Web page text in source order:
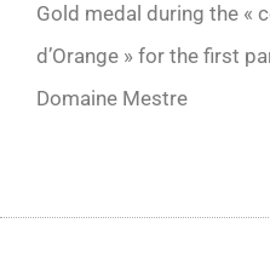
Gold medal during the «
d’Orange » for the first
Domaine Mestre